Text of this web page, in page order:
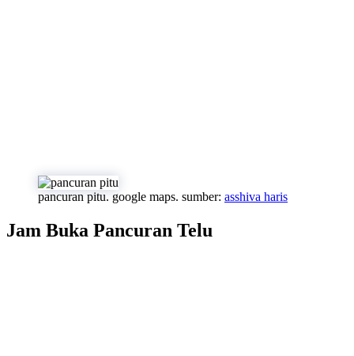
pancuran pitu. google maps. sumber: asshiva haris
Jam Buka Pancuran Telu